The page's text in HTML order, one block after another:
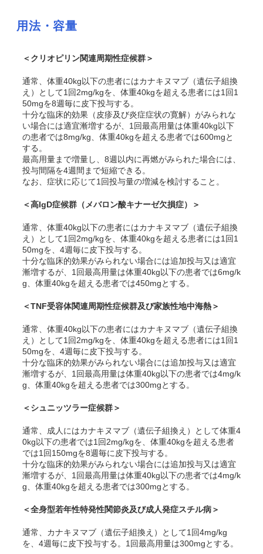
用法・容量
＜クリオピリン関連周期性症候群＞
通常、体重40kg以下の患者にはカナキヌマブ（遺伝子組換
え）として1回2mg/kgを、体重40kgを超える患者には1回1
50mgを8週毎に皮下投与する。
十分な臨床的効果（皮疹及び炎症症状の寛解）がみられな
い場合には適宜漸増するが、1回最高用量は体重40kg以下
の患者では8mg/kg、体重40kgを超える患者では600mgと
する。
最高用量まで増量し、8週以内に再燃がみられた場合には、
投与間隔を4週間まで短縮できる。
なお、症状に応じて1回投与量の増減を検討すること。
＜高IgD症候群（メバロン酸キナーゼ欠損症）＞
通常、体重40kg以下の患者にはカナキヌマブ（遺伝子組換
え）として1回2mg/kgを、体重40kgを超える患者には1回1
50mgを、4週毎に皮下投与する。
十分な臨床的効果がみられない場合には追加投与又は適宜
漸増するが、1回最高用量は体重40kg以下の患者では6mg/k
g、体重40kgを超える患者では450mgとする。
＜TNF受容体関連周期性症候群及び家族性地中海熱＞
通常、体重40kg以下の患者にはカナキヌマブ（遺伝子組換
え）として1回2mg/kgを、体重40kgを超える患者には1回1
50mgを、4週毎に皮下投与する。
十分な臨床的効果がみられない場合には追加投与又は適宜
漸増するが、1回最高用量は体重40kg以下の患者では4mg/k
g、体重40kgを超える患者では300mgとする。
＜シュニッツラー症候群＞
通常、成人にはカナキヌマブ（遺伝子組換え）として体重4
0kg以下の患者では1回2mg/kgを、体重40kgを超える患者
では1回150mgを8週毎に皮下投与する。
十分な臨床的効果がみられない場合には追加投与又は適宜
漸増するが、1回最高用量は体重40kg以下の患者では4mg/k
g、体重40kgを超える患者では300mgとする。
＜全身型若年性特発性関節炎及び成人発症スチル病＞
通常、カナキヌマブ（遺伝子組換え）として1回4mg/kg
を、4週毎に皮下投与する。1回最高用量は300mgとする。